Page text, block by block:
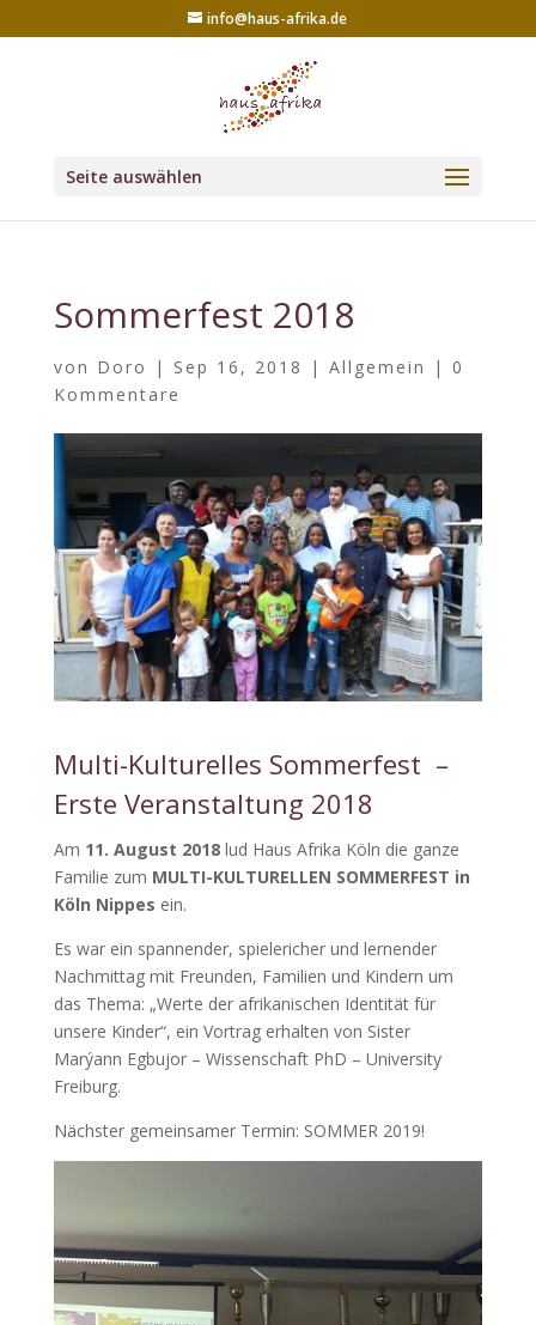
info@haus-afrika.de
Seite auswählen
Sommerfest 2018
von Doro | Sep 16, 2018 | Allgemein | 0
Kommentare
Multi-Kulturelles Sommerfest –
Erste Veranstaltung 2018
Am 11. August 2018lud Haus Afrika Köln die ganze
Familie zum MULTI-KULTURELLEN SOMMERFEST in
Köln Nippes ein.
Es war ein spannender, spielericher und lernender
Nachmittag mit Freunden, Familien und Kindern um
das Thema: „Werte der afrikanischen Identität für
unsere Kinder“, ein Vortrag erhalten von Sister
Marýann Egbujor – Wissenschaft PhD – University
Freiburg.
Nächster gemeinsamer Termin: SOMMER 2019!